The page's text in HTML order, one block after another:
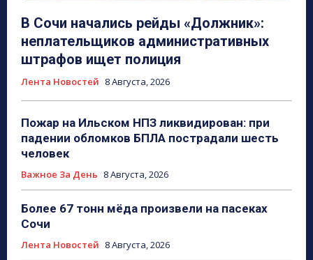
В Сочи начались рейды «Должник»:
неплательщиков административных
штрафов ищет полиция
Лента Новостей 8 Августа, 2026
Пожар на Ильском НПЗ ликвидирован: при
падении обломков БПЛА пострадали шесть
человек
Важное За День 8 Августа, 2026
Более 67 тонн мёда произвели на пасеках
Сочи
Лента Новостей 8 Августа, 2026